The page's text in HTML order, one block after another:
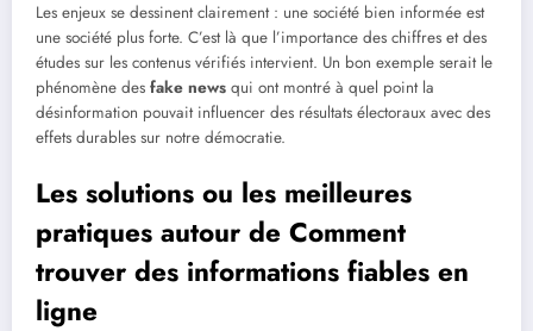
Les enjeux se dessinent clairement : une société bien informée est
une société plus forte. C’est là que l’importance des chiffres et des
études sur les contenus vérifiés intervient. Un bon exemple serait le
phénomène des fake news qui ont montré à quel point la
désinformation pouvait influencer des résultats électoraux avec des
effets durables sur notre démocratie.
Les solutions ou les meilleures
pratiques autour de Comment
trouver des informations fiables en
ligne